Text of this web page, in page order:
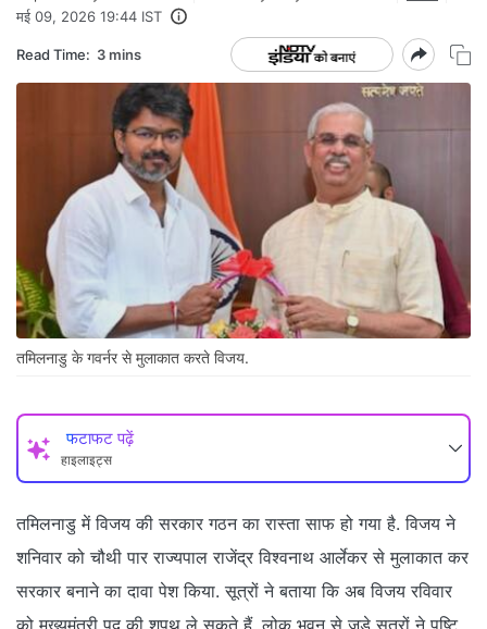
मई 09, 2026 19:44 IST
Read Time: 3 mins
तमिलनाडु के गवर्नर से मुलाकात करते विजय.
फटाफट पढ़ें
हाइलाइट्स
तमिलनाडु में विजय की सरकार गठन का रास्ता साफ हो गया है. विजय ने
शनिवार को चौथी पार राज्यपाल राजेंद्र विश्वनाथ आर्लेकर से मुलाकात कर
सरकार बनाने का दावा पेश किया. सूत्रों ने बताया कि अब विजय रविवार